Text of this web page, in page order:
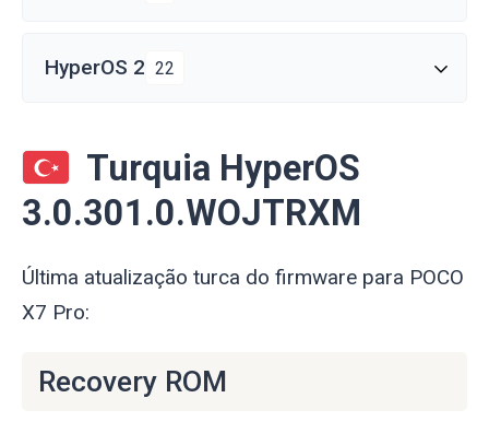
HyperOS 2 22
Turquia HyperOS
3.0.301.0.WOJTRXM
Última atualização turca do firmware para POCO
X7 Pro:
Recovery ROM